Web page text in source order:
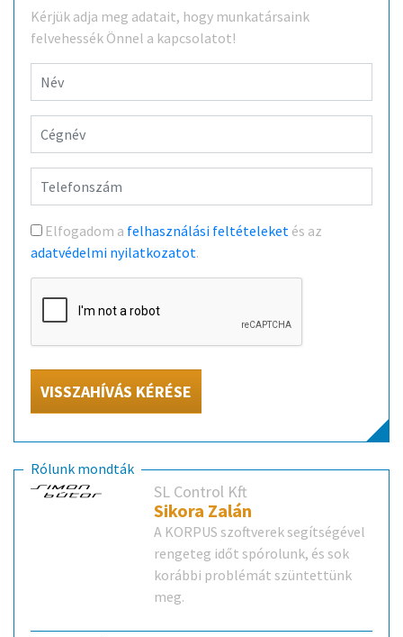
Kérjük adja meg adatait, hogy munkatársaink
felvehessék Önnel a kapcsolatot!
Elfogadom a felhasználási feltételeket és az
adatvédelmi nyilatkozatot.
VISSZAHÍVÁS KÉRÉSE
Rólunk mondták
SL Control Kft.
Sikora Zalán
A KORPUS szoftverek segítségével
rengeteg időt spórolunk, és sok
korábbi problémát szüntettünk
meg.